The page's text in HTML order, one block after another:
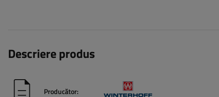
Descriere produs
Producător: